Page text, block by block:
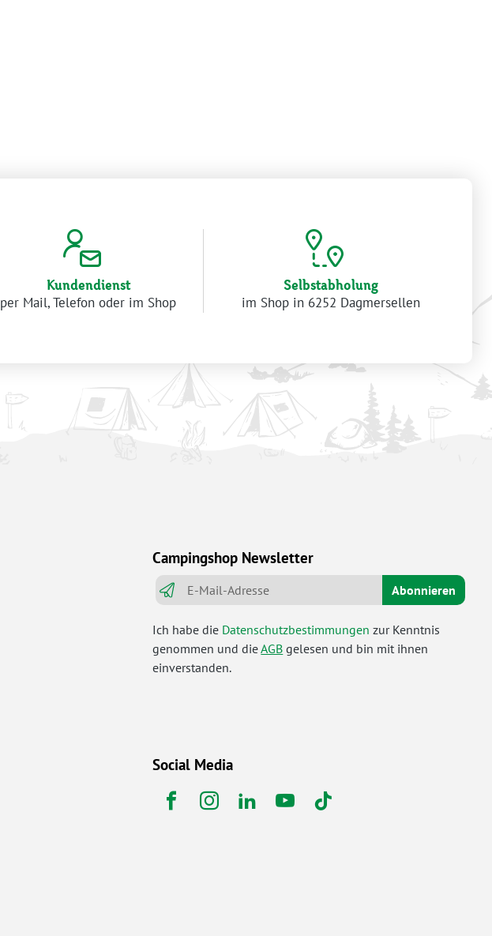
Kundendienst
per Mail, Telefon oder im Shop
Selbstabholung
im Shop in 6252 Dagmersellen
Campingshop Newsletter
Abonnieren
Ich habe die Datenschutzbestimmungen zur Kenntnis
genommen und dieAGB gelesen und bin mit ihnen
einverstanden.
Social Media